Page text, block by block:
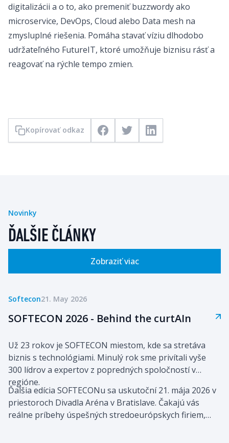
digitalizácii a o to, ako premeniť buzzwordy ako
microservice, DevOps, Cloud alebo Data mesh na
zmysluplné riešenia. Pomáha stavať víziu dlhodobo
udržateľného FutureIT, ktoré umožňuje biznisu rásť a
reagovať na rýchle tempo zmien.
Kopírovať odkaz FacebookTwitterLinkedIn
Novinky
ĎALŠIE ČLÁNKY
Zobraziť viac
Softecon21. May 2026
SOFTECON 2026 - Behind the curtAIn
Už 23 rokov je SOFTECON miestom, kde sa stretáva
biznis s technológiami. Minulý rok sme privítali vyše
300 lídrov a expertov z popredných spoločností v
regióne.
Ďalšia edícia SOFTECONu sa uskutoční 21. mája 2026 v
priestoroch Divadla Aréna v Bratislave. Čakajú vás
reálne príbehy úspešných stredoeurópskych firiem,